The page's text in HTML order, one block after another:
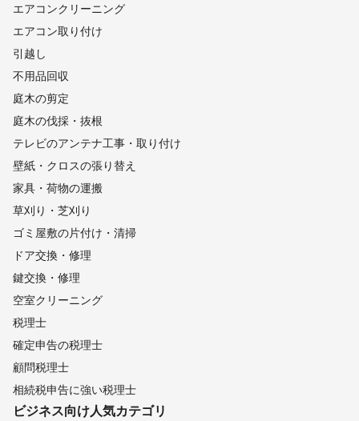
エアコンクリーニング
エアコン取り付け
引越し
不用品回収
庭木の剪定
庭木の伐採・抜根
テレビのアンテナ工事・取り付け
壁紙・クロスの張り替え
家具・荷物の運搬
草刈り・芝刈り
ゴミ屋敷の片付け・清掃
ドア交換・修理
鍵交換・修理
空室クリーニング
税理士
確定申告の税理士
顧問税理士
相続税申告に強い税理士
ビジネス向け人気カテゴリ